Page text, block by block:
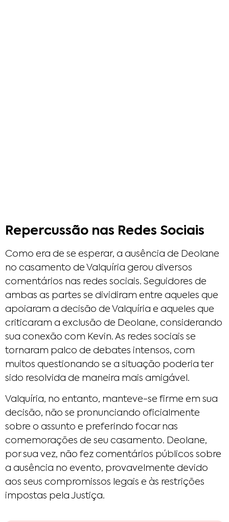
Repercussão nas Redes Sociais
Como era de se esperar, a ausência de Deolane
no casamento de Valquíria gerou diversos
comentários nas redes sociais. Seguidores de
ambas as partes se dividiram entre aqueles que
apoiaram a decisão de Valquíria e aqueles que
criticaram a exclusão de Deolane, considerando
sua conexão com Kevin. As redes sociais se
tornaram palco de debates intensos, com
muitos questionando se a situação poderia ter
sido resolvida de maneira mais amigável.
Valquíria, no entanto, manteve-se firme em sua
decisão, não se pronunciando oficialmente
sobre o assunto e preferindo focar nas
comemorações de seu casamento. Deolane,
por sua vez, não fez comentários públicos sobre
a ausência no evento, provavelmente devido
aos seus compromissos legais e às restrições
impostas pela Justiça.